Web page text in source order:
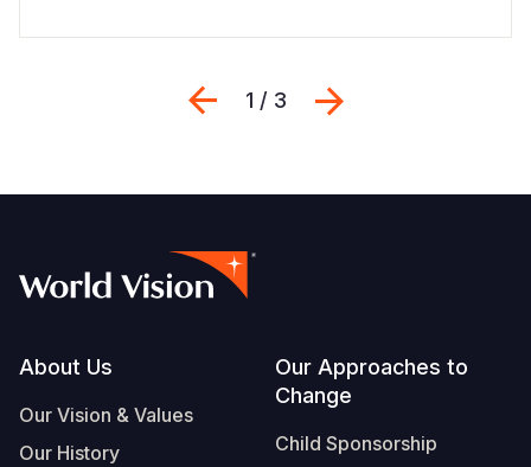
Previous
1 / 3
Footer
About Us
Our Vision & Values
Our History
Our Approaches to
Change
Child Sponsorship